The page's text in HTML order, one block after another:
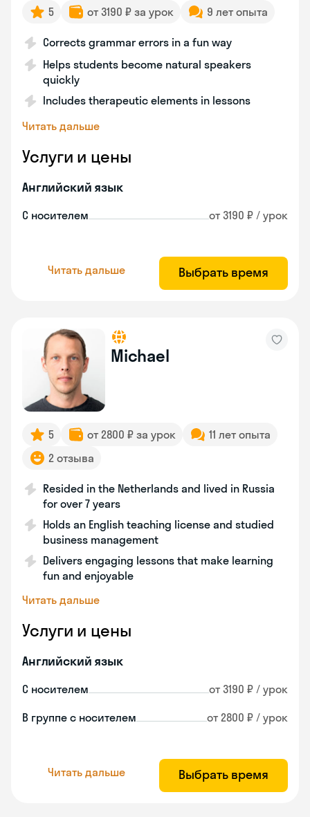
5 от 3190 ₽ за урок 9 лет опыта
Corrects grammar errors in a fun way
Helps students become natural speakers
quickly
Includes therapeutic elements in lessons
Читать дальше
Услуги и цены
Английский язык
С носителем от 3190 ₽ / урок
Читать дальше Выбрать время
Michael
5 от 2800 ₽ за урок
11 лет опыта
2 отзыва
Resided in the Netherlands and lived in Russia
for over 7 years
Holds an English teaching license and studied
business management
Delivers engaging lessons that make learning
fun and enjoyable
Читать дальше
Услуги и цены
Английский язык
С носителем от 3190 ₽ / урок
В группе с носителем от 2800 ₽ / урок
Читать дальше Выбрать время